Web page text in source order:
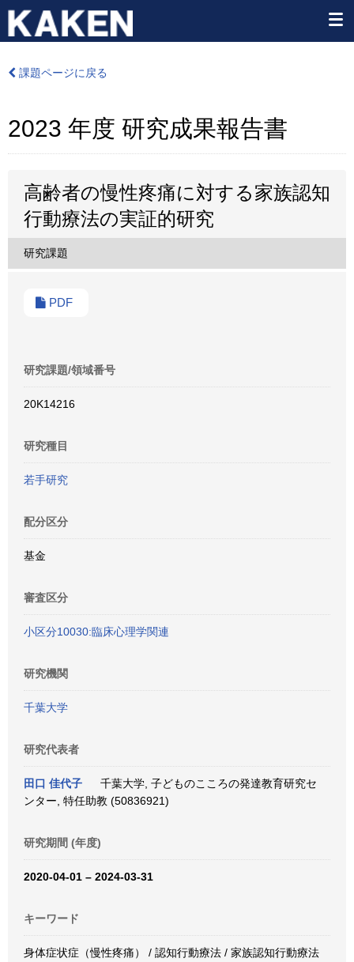
課題ページに戻る
2023 年度 研究成果報告書
高齢者の慢性疼痛に対する家族認知
行動療法の実証的研究
研究課題
PDF
研究課題/領域番号
20K14216
研究種目
若手研究
配分区分
基金
審査区分
小区分10030:臨床心理学関連
研究機関
千葉大学
研究代表者
田口 佳代子
千葉大学, 子どものこころの発達教育研究セ
ンター, 特任助教 (50836921)
研究期間 (年度)
2020-04-01 – 2024-03-31
キーワード
身体症状症（慢性疼痛） / 認知行動療法 / 家族認知行動療法